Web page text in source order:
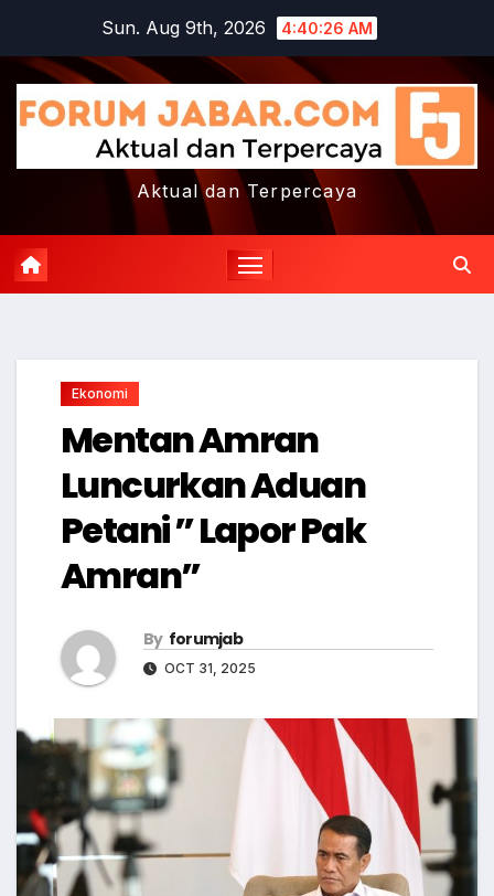
content
Sun. Aug 9th, 2026 4:40:27 AM
Aktual dan Terpercaya
Ekonomi
Mentan Amran
Luncurkan Aduan
Petani ” Lapor Pak
Amran”
By forumjab
OCT 31, 2025